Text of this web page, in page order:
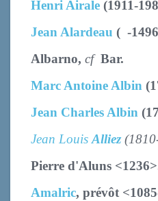
Henri Airale (1911-
Jean Alardeau ( -
Albarno, cfBar.
Marc Antoine Albin
Jean Charles Albin
Jean Louis Alliez
Pierre d'Aluns
Amalric, prévôt